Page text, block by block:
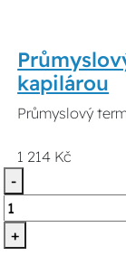
kapilárou
Průmyslový
1 214 Kč
-
+